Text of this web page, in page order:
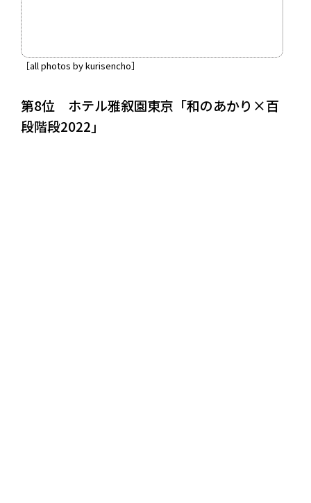
［all photos by kurisencho］
第8位 ホテル雅叙園東京「和のあかり×百
段階段2022」